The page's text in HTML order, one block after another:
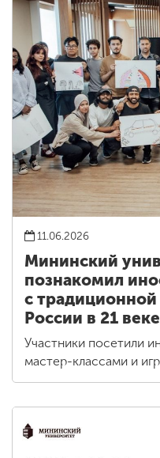
11.06.2026
Мининский
познакомил
с
России в 21 веке
Участники посетили
мастер-классами и